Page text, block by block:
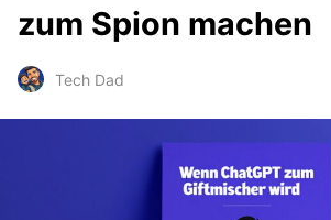
zum Spion machen
Tech Dad